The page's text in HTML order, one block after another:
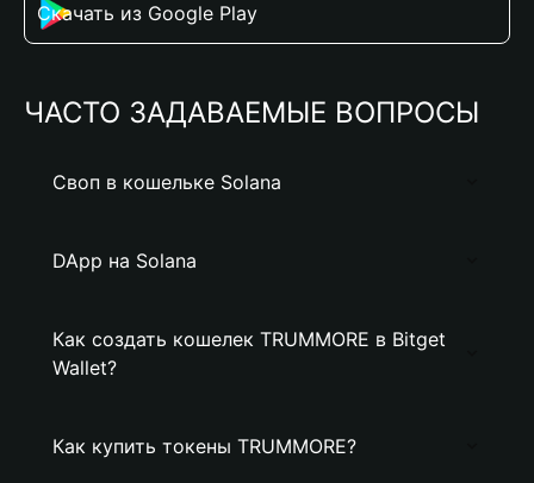
Скачать из Google Play
ЧАСТО ЗАДАВАЕМЫЕ ВОПРОСЫ
Своп в кошельке Solana
DApp на Solana
Как создать кошелек TRUMMORE в Bitget
Wallet?
Как купить токены TRUMMORE?